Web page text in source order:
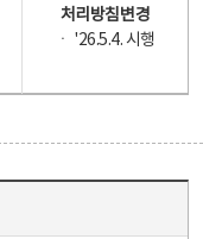
처리방침변경
ㆍ '26.5.4. 시행